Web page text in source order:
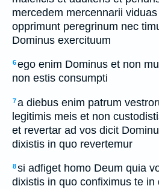
mercedem mercennarii
opprimunt peregrinum nec
Dominus exercituum
6ego enim Dominus et non
non estis consumpti
7a diebus enim patrum
legitimis meis et non
et revertar ad vos dicit
dixistis in quo revertemur
8si adfiget homo Deum quia
dixistis in quo confiximus te in